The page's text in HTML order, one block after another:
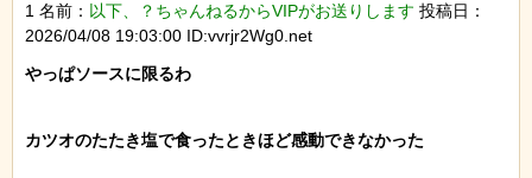
1 名前： 以下、？ちゃんねるからVIPがお送りします 投稿日：
2026/04/08 19:03:00 ID:vvrjr2Wg0.net
やっぱソースに限るわ
カツオのたたき塩で食ったときほど感動できなかった